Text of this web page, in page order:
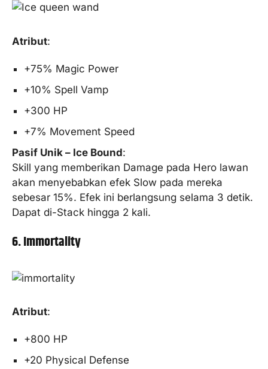
Atribut:
+75% Magic Power
+10% Spell Vamp
+300 HP
+7% Movement Speed
Pasif Unik – Ice Bound:
Skill yang memberikan Damage pada Hero lawan
akan menyebabkan efek Slow pada mereka
sebesar 15%. Efek ini berlangsung selama 3 detik.
Dapat di-Stack hingga 2 kali.
6. Immortality
Atribut:
+800 HP
+20 Physical Defense